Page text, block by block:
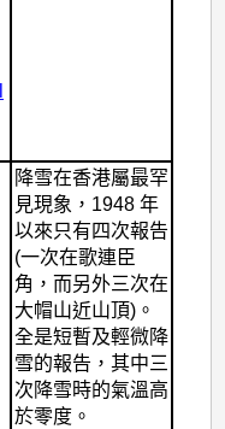
降雪在香港屬最罕
見現象，1948 年
以來只有四次報告
(一次在歌連臣
角，而另外三次在
大帽山近山頂)。
全是短暫及輕微降
雪的報告，其中三
次降雪時的氣溫高
於零度。